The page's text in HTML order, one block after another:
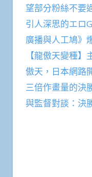
望部分粉絲不要
引人深思的エロ
廣播與人工鳩》
【龍傲天變種
傲天，日本網路
三倍作畫量的決
與監督對談：決